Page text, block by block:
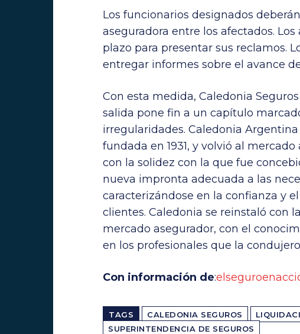
Los funcionarios designados
aseguradora entre los afectados.
plazo para presentar sus reclamos.
entregar informes sobre el avance
Con esta medida, Caledonia
salida pone fin a un capítulo
irregularidades. Caledonia Argentina
fundada en 1931, y volvió al
con la solidez con la que fue
nueva impronta adecuada a las
caracterizándose en la confianza y
clientes. Caledonia se reinstaló con
mercado asegurador, con el
en los profesionales que la
Con información de:
TAGS CALEDONIA SEGUROS
SUPERINTENDENCIA DE SEGUROS